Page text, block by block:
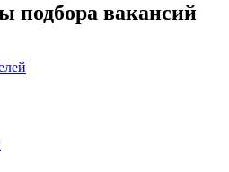
подбора вакансий